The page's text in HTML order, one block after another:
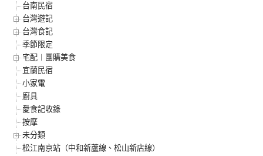
台南民宿
台灣遊記
台灣食記
季節限定
宅配︱團購美食
宜蘭民宿
小家電
廚具
愛食記收錄
按摩
未分類
松江南京站（中和新蘆線、松山新店線）